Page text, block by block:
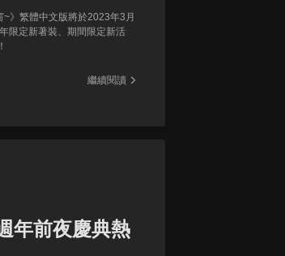
》繁體中文版將於2023年3月
限定新著裝、期間限定新活
繼續閱讀
年前夜慶典熱